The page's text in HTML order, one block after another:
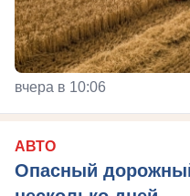
вчера в 10:06
АВТО
Опасный